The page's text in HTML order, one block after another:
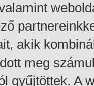
akik
meg
gyűjtöttek. A